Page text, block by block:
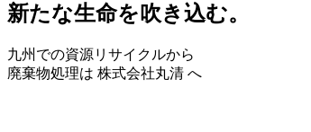
新たな生命を吹き込む。
九州での資源リサイクルから
廃棄物処理は 株式会社丸清 へ